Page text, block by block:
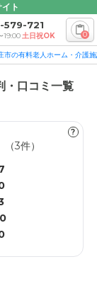
ト
579-721
19:00土日祝OK 0
市の有料老人ホーム・介護
・口コミ一覧
?
（3件）